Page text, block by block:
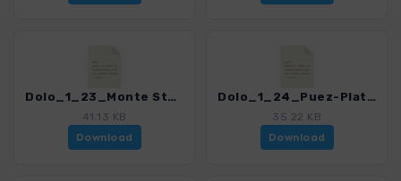
Dolo_1_23_Monte Stevia.gpx
41.13 KB
Download
Dolo_1_24_Puez-Plateau-Ueberschreitung.gpx
35.22 KB
Download